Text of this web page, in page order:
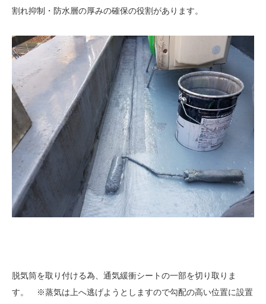
割れ抑制・防水層の厚みの確保の役割があります。
脱気筒を取り付ける為、通気緩衝シートの一部を切り取りま
す。 ※蒸気は上へ逃げようとしますので勾配の高い位置に設置